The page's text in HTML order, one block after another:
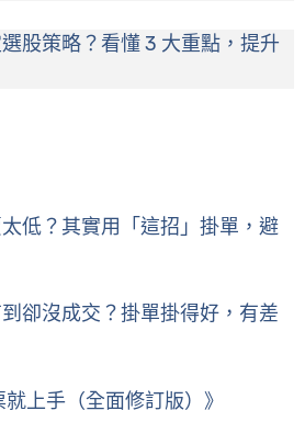
股策略？看懂 3 大重點，提升
低？其實用「這招」掛單，避
卻沒成交？掛單掛得好，有差
上手（全面修訂版）》